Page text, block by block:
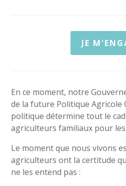
JE
En ce moment, notre
de la future Politique Agricole
politique détermine tout le
agriculteurs familiaux pour
Le moment que nous vivons
agriculteurs ont la certitude
ne les entend pas :